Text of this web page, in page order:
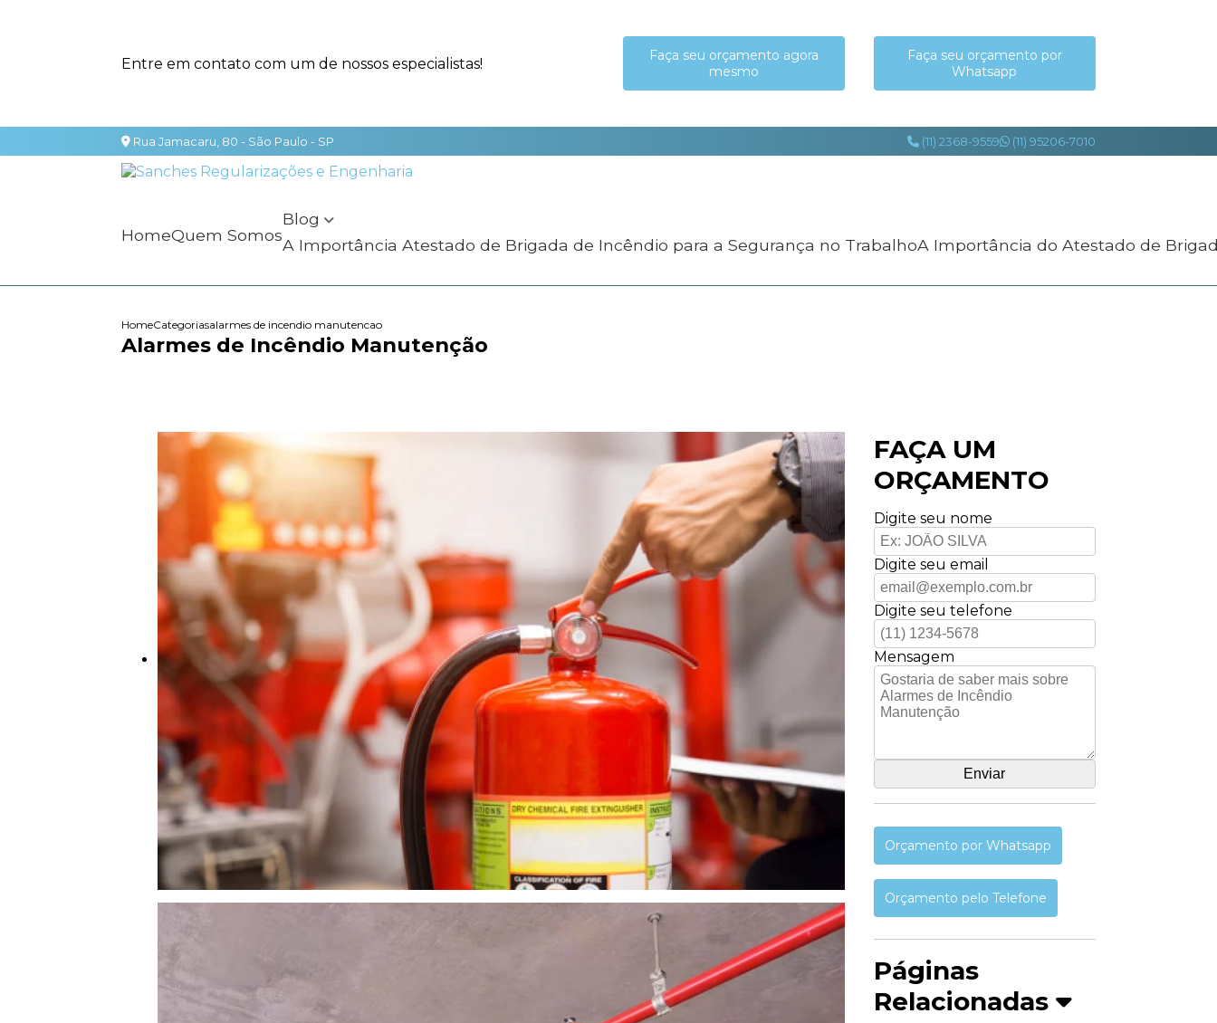
Entre em contato com um de nossos especialistas!
Faça seu orçamento agora
mesmo
Faça seu orçamento por
Whatsapp
Rua Jamacaru, 80 - São Paulo - SP (11) 2368-9559 (11) 95206-7010
Home Quem Somos
Blog
A Importância Atestado de Brigada de Incêndio para a Segurança no Trabalho
A Importância do Atestado de
HomeCategoriasalarmes de incendio manutencao
Alarmes de Incêndio Manutenção​
FAÇA UM
ORÇAMENTO
Digite seu nome
Digite seu email
Digite seu telefone
Mensagem
Orçamento por Whatsapp
Orçamento pelo Telefone
Páginas
Relacionadas